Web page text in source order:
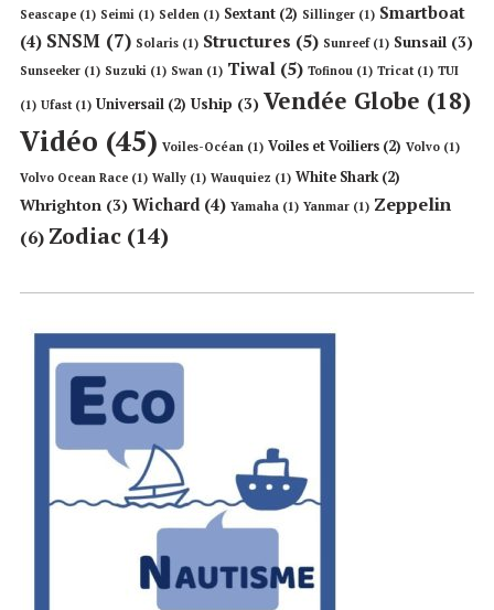
Seascape (1) Seimi (1) Selden (1) Sextant (2) Sillinger (1) Smartboat
(4) SNSM (7) Solaris (1) Structures (5) Sunreef(1) Sunsail (3)
Sunseeker (1) Suzuki (1) Swan (1) Tiwal (5) Tofinou (1) Tricat (1) TUI
(1) Ufast (1) Universail (2) Uship (3) Vendée Globe (18)
Vidéo (45) Voiles-Océan (1) Voiles et Voiliers (2) Volvo (1)
Volvo Ocean Race (1) Wally (1) Wauquiez (1) White Shark(2)
Whrighton (3) Wichard (4) Yamaha (1) Yanmar (1) Zeppelin
(6) Zodiac (14)